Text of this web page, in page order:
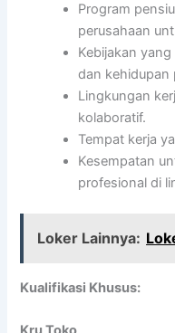
Program
perusahaan
Kebijakan
dan kehidupan
Lingkungan
kolaboratif.
Tempat kerja
Kesempatan
profesional di
Loker Lainnya:
Kualifikasi Khusus: